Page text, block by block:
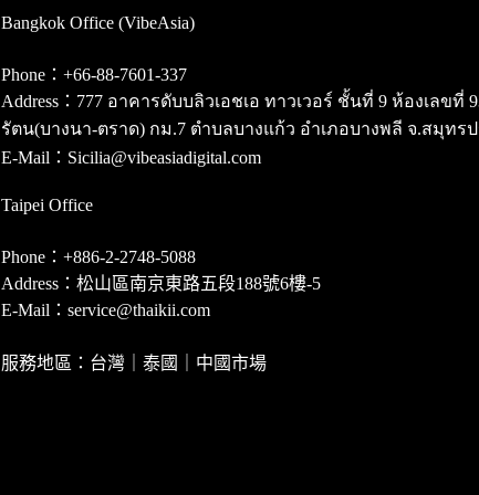
Bangkok Office (VibeAsia)
Phone：+66-88-7601-337
Address：777 อาคารดับบลิวเอชเอ ทาวเวอร์ ชั้นที่ 9 ห้องเลขที่
รัตน(บางนา-ตราด) กม.7 ตำบลบางแก้ว อำเภอบางพลี จ.สมุทรป
E-Mail：Sicilia@vibeasiadigital.com
Taipei Office
Phone：+886-2-2748-5088
Address：松山區南京東路五段188號6樓-5
E-Mail：service@thaikii.com
服務地區：台灣｜泰國｜中國市場